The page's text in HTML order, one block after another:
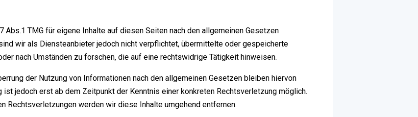
TMG für eigene Inhalte auf diesen Seiten nach den allgemeinen Gesetzen
wir als Diensteanbieter jedoch nicht verpflichtet, übermittelte oder gespeicherte
nach Umständen zu forschen, die auf eine rechtswidrige Tätigkeit hinweisen.
der Nutzung von Informationen nach den allgemeinen Gesetzen bleiben hiervon
ist jedoch erst ab dem Zeitpunkt der Kenntnis einer konkreten Rechtsverletzung möglich.
Rechtsverletzungen werden wir diese Inhalte umgehend entfernen.